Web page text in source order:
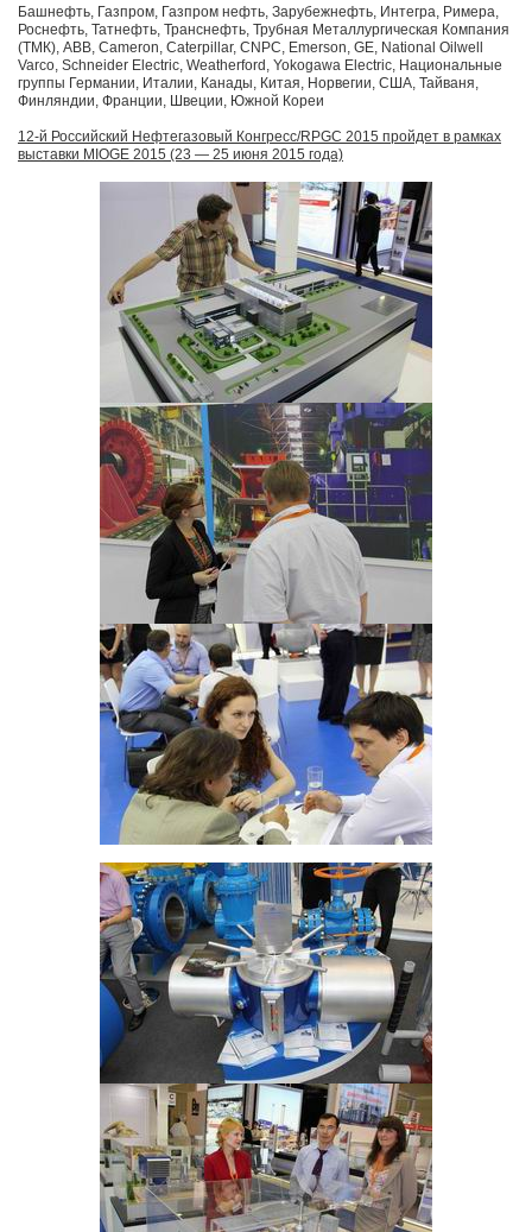
Башнефть, Газпром, Газпром нефть, Зарубежнефть, Интегра, Римера,
Роснефть, Татнефть, Транснефть, Трубная Металлургическая Компания
(ТМК), ABB, Cameron, Caterpillar, CNPC, Emerson, GE, National Oilwell
Varco, Schneider Electric, Weatherford, Yokogawa Electric, Национальные
группы Германии, Италии, Канады, Китая, Норвегии, США, Тайваня,
Финляндии, Франции, Швеции, Южной Кореи
12-й Российский Нефтегазовый Конгресс/RPGC 2015 пройдет в рамках
выставки MIOGE 2015 (23 — 25 июня 2015 года)